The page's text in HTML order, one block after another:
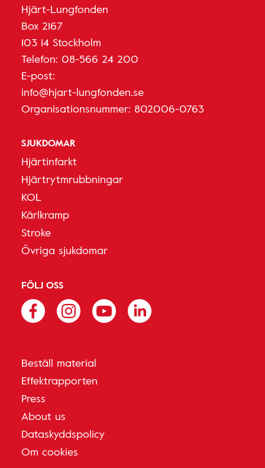
Hjärt-Lungfonden
Box 2167
103 14 Stockholm
Telefon: 08-566 24 200
E-post:
info@hjart-lungfonden.se
Organisationsnummer: 802006-0763
SJUKDOMAR
Hjärtinfarkt
Hjärtrytmrubbningar
KOL
Kärlkramp
Stroke
Övriga sjukdomar
FÖLJ OSS
Beställ material
Effektrapporten
Press
About us
Dataskyddspolicy
Om cookies